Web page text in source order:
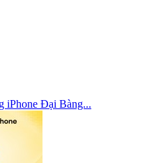
iPhone Đại Bàng...